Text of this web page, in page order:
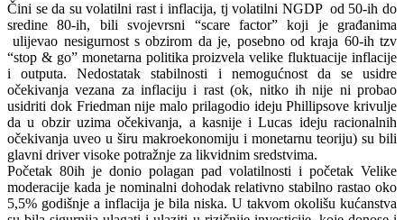
Čini se da su volatilni rast i inflacija, tj volatilni NGDP od 50-ih do
sredine 80-ih, bili svojevrsni “scare factor” koji je građanima
ulijevao nesigurnost s obzirom da je, posebno od kraja 60-ih tzv
“stop & go” monetarna politika proizvela velike fluktuacije inflacije
i outputa. Nedostatak stabilnosti i nemogućnost da se usidre
očekivanja vezana za inflaciju i rast (ok, nitko ih nije ni probao
usidriti dok Friedman nije malo prilagodio ideju Phillipsove krivulje
da u obzir uzima očekivanja, a kasnije i Lucas ideju racionalnih
očekivanja uveo u širu makroekonomiju i monetarnu teoriju) su bili
glavni driver visoke potražnje za likvidnim sredstvima.
Početak 80ih je donio polagan pad volatilnosti i početak Velike
moderacije kada je nominalni dohodak relativno stabilno rastao oko
5,5% godišnje a inflacija je bila niska. U takvom okolišu kućanstva